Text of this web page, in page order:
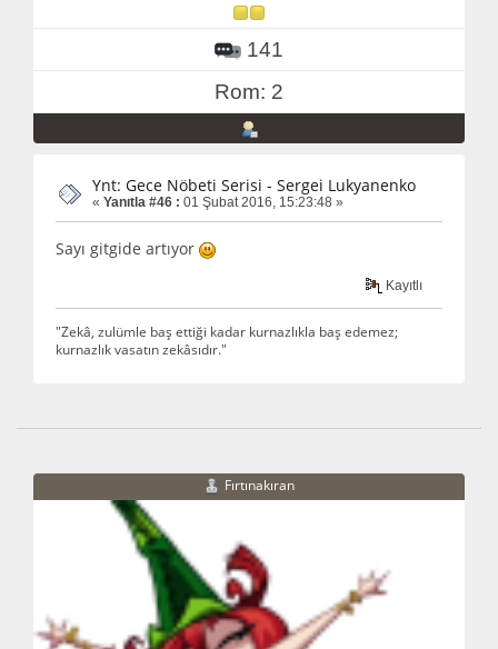
141
Rom: 2
Ynt: Gece Nöbeti Serisi - Sergei Lukyanenko
« Yanıtla #46 : 01 Şubat 2016, 15:23:48 »
Sayı gitgide artıyor
Kayıtlı
"Zekâ, zulümle baş ettiği kadar kurnazlıkla baş edemez;
kurnazlık vasatın zekâsıdır."
Fırtınakıran